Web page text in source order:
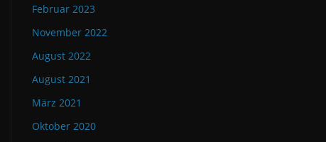
Februar 2023
November 2022
August 2022
August 2021
März 2021
Oktober 2020